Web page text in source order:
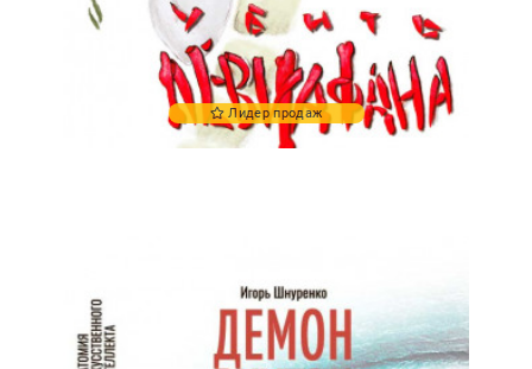
Лидер продаж